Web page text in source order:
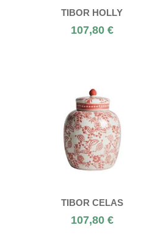
TIBOR HOLLY
107,80 €
TIBOR CELAS
107,80 €